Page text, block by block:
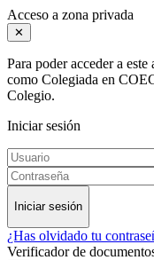
Acceso a zona privada
✕
Para poder acceder a este
como Colegiada en
Colegio.
Iniciar sesión
Iniciar sesión
¿Has olvidado tu
Verificador de